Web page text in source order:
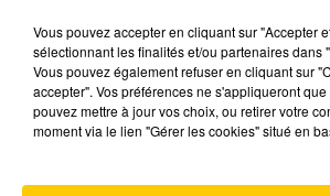
BENABAR
Vous pouvez accepter en cliquant sur "Accepter
sélectionnant les finalités et/ou partenaires dans
Vous pouvez également refuser en cliquant sur
accepter". Vos préférences ne s'appliqueront
pouvez mettre à jour vos choix, ou retirer votre
moment via le lien "Gérer les cookies" situé en